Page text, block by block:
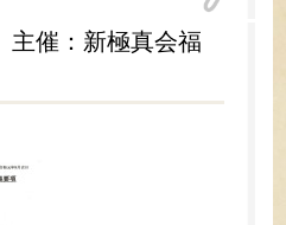
催：新極真会福